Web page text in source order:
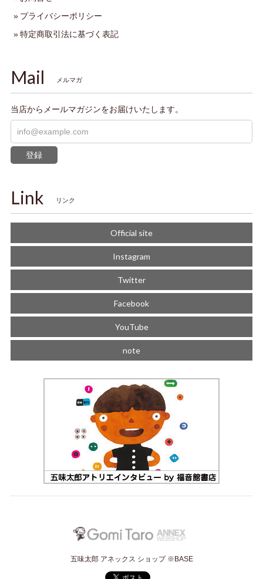
プライバシーポリシー
特定商取引法に基づく表記
Mail メルマガ
当店からメールマガジンをお届けいたします。
登録
Link リンク
Official site
Instagram
Twitter
Facebook
YouTube
note
五味太郎 アネックス ショップ ※BASE